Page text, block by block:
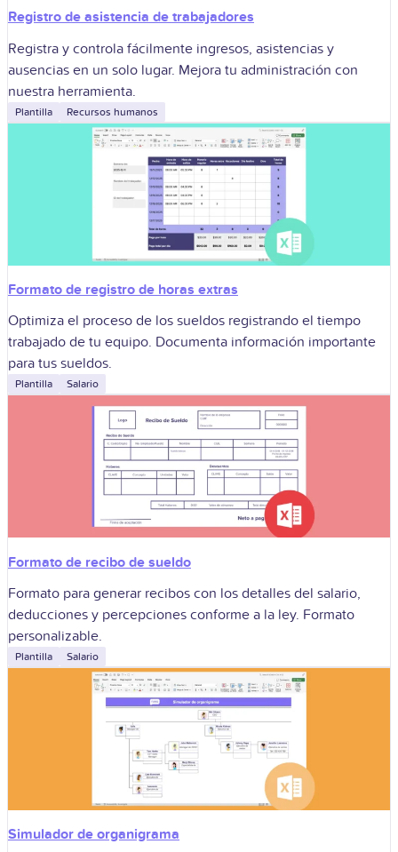
Registro de asistencia de trabajadores
Registra y controla fácilmente ingresos, asistencias y
ausencias en un solo lugar. Mejora tu administración con
nuestra herramienta.
Plantilla Recursos humanos
Formato de registro de horas extras
Optimiza el proceso de los sueldos registrando el tiempo
trabajado de tu equipo. Documenta información importante
para tus sueldos.
Plantilla Salario
Formato de recibo de sueldo
Formato para generar recibos con los detalles del salario,
deducciones y percepciones conforme a la ley. Formato
personalizable.
Plantilla Salario
Simulador de organigrama